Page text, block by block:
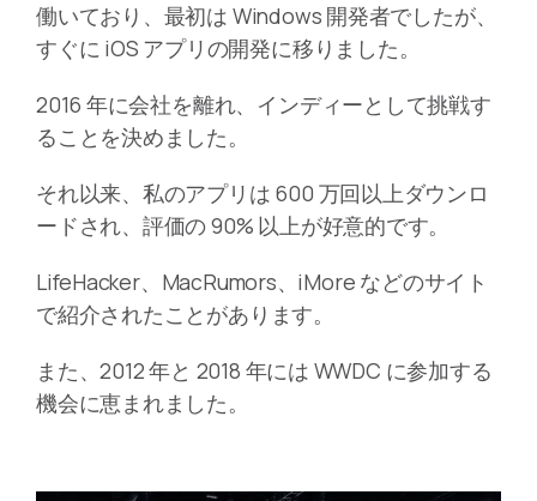
働いており、最初は Windows 開発者でしたが、
すぐに iOS アプリの開発に移りました。
2016 年に会社を離れ、インディーとして挑戦す
ることを決めました。
それ以来、私のアプリは 600 万回以上ダウンロ
ードされ、評価の 90% 以上が好意的です。
LifeHacker、MacRumors、iMore などのサイト
で紹介されたことがあります。
また、2012 年と 2018 年には WWDC に参加する
機会に恵まれました。